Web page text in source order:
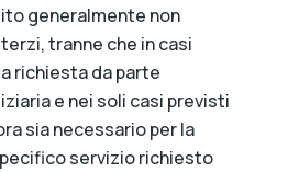
generalmente non
tranne che in casi
richiesta da parte
e nei soli casi previsti
sia necessario per la
servizio richiesto